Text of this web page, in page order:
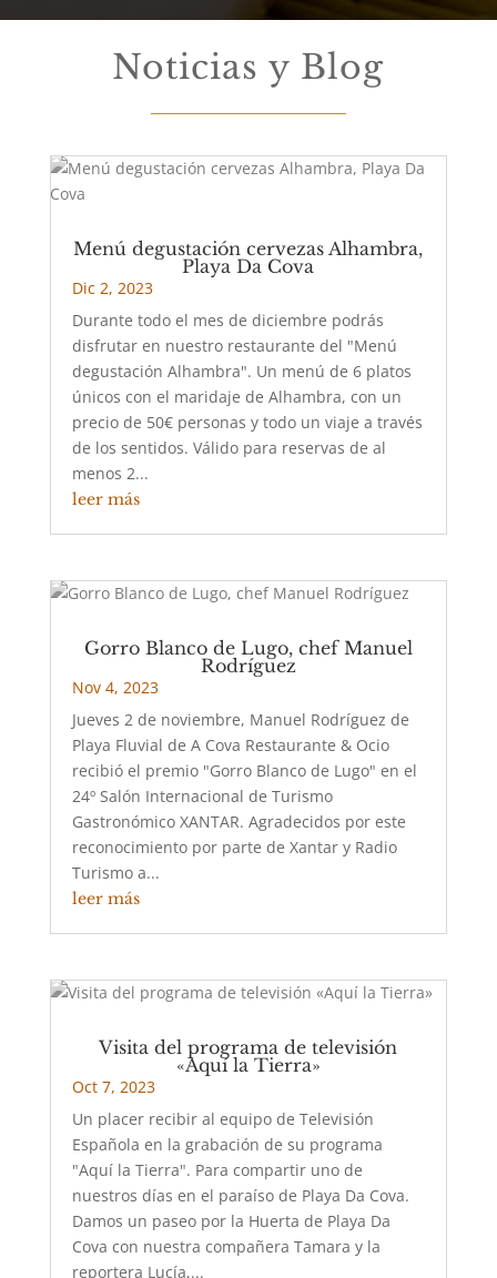
Noticias y Blog
Menú degustación cervezas Alhambra,
Playa Da Cova
Dic 2, 2023
Durante todo el mes de diciembre podrás
disfrutar en nuestro restaurante del "Menú
degustación Alhambra". Un menú de 6 platos
únicos con el maridaje de Alhambra, con un
precio de 50€ personas y todo un viaje a través
de los sentidos. Válido para reservas de al
menos 2...
leer más
Gorro Blanco de Lugo, chef Manuel
Rodríguez
Nov 4, 2023
Jueves 2 de noviembre, Manuel Rodríguez de
Playa Fluvial de A Cova Restaurante & Ocio
recibió el premio "Gorro Blanco de Lugo" en el
24º Salón Internacional de Turismo
Gastronómico XANTAR. Agradecidos por este
reconocimiento por parte de Xantar y Radio
Turismo a...
leer más
Visita del programa de televisión
«Aquí la Tierra»
Oct 7, 2023
Un placer recibir al equipo de Televisión
Española en la grabación de su programa
"Aquí la Tierra". Para compartir uno de
nuestros días en el paraíso de Playa Da Cova.
Damos un paseo por la Huerta de Playa Da
Cova con nuestra compañera Tamara y la
reportera Lucía,...